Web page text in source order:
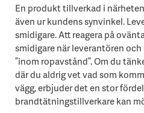
En produkt tillverkad i
även ur kundens synvinkel.
smidigare. Att reagera på
smidigare när leverantören
”inom ropavstånd”. Om du
där du aldrig vet vad som
vägg, erbjuder det en stor
brandtätningstillverkare kan